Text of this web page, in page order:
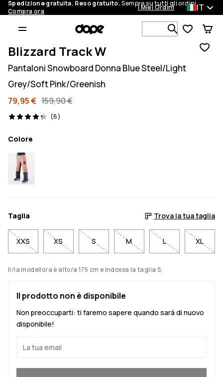
Spedizione gratuita. Reso gratuito.Sempre su tutti gli ordini.
Compra ora
I Miei Ordini IT
Cerca tra 1
Blizzard Track W
Pantaloni Snowboard Donna Blue Steel/Light
Grey/Soft Pink/Greenish
79,95 € 159,90 €
(6)
6 recensioni, 4.3/5
Colore
Taglia Trova la tua taglia
XXS XS S M L XL
Il/la modello/a è alto/a 175 cm e indossa la taglia S.
Il prodotto non è disponibile
Non preoccuparti: ti faremo sapere quando sarà di nuovo
disponibile!